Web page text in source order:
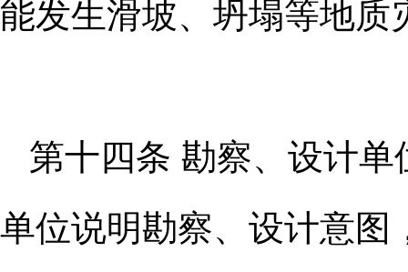
能发生滑坡、坍塌等地质
第十四条 勘察、设计
单位说明勘察、设计意图